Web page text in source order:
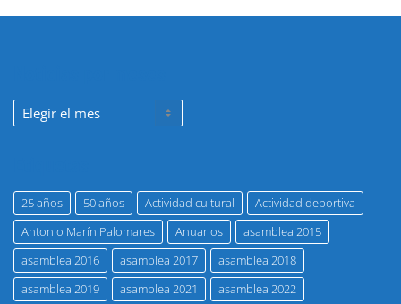
Noticias
por
25 años 50 años Actividad cultural
Actividad deportiva
Antonio Marín Palomares
Anuarios
asamblea 2015
asamblea 2016
asamblea 2017
asamblea 2018
asamblea 2019
asamblea 2021 asamblea 2022